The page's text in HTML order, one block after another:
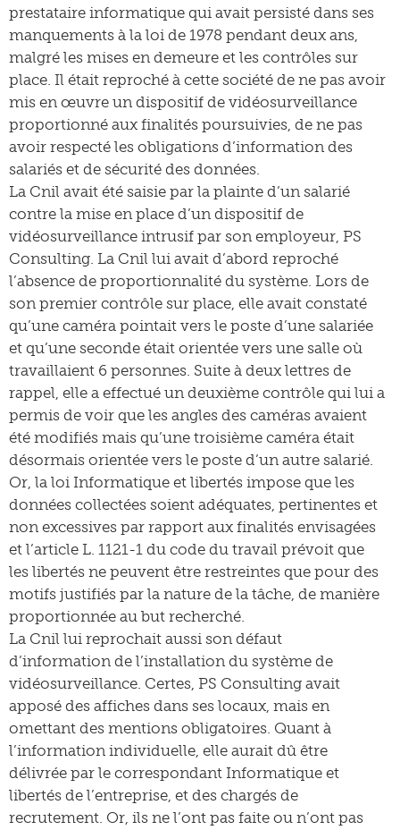
prestataire informatique qui avait persisté dans ses
manquements à la loi de 1978 pendant deux ans,
malgré les mises en demeure et les contrôles sur
place. Il était reproché à cette société de ne pas avoir
mis en œuvre un dispositif de vidéosurveillance
proportionné aux finalités poursuivies, de ne pas
avoir respecté les obligations d’information des
salariés et de sécurité des données.
La Cnil avait été saisie par la plainte d’un salarié
contre la mise en place d’un dispositif de
vidéosurveillance intrusif par son employeur, PS
Consulting. La Cnil lui avait d’abord reproché
l’absence de proportionnalité du système. Lors de
son premier contrôle sur place, elle avait constaté
qu’une caméra pointait vers le poste d’une salariée
et qu’une seconde était orientée vers une salle où
travaillaient 6 personnes. Suite à deux lettres de
rappel, elle a effectué un deuxième contrôle qui lui a
permis de voir que les angles des caméras avaient
été modifiés mais qu’une troisième caméra était
désormais orientée vers le poste d’un autre salarié.
Or, la loi Informatique et libertés impose que les
données collectées soient adéquates, pertinentes et
non excessives par rapport aux finalités envisagées
et l’article L. 1121-1 du code du travail prévoit que
les libertés ne peuvent être restreintes que pour des
motifs justifiés par la nature de la tâche, de manière
proportionnée au but recherché.
La Cnil lui reprochait aussi son défaut
d’information de l’installation du système de
vidéosurveillance. Certes, PS Consulting avait
apposé des affiches dans ses locaux, mais en
omettant des mentions obligatoires. Quant à
l’information individuelle, elle aurait dû être
délivrée par le correspondant Informatique et
libertés de l’entreprise, et des chargés de
recrutement. Or, ils ne l’ont pas faite ou n’ont pas